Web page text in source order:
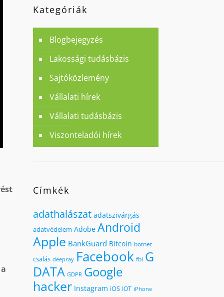
a
Kategóriák
Blogbejegyzés
Lakossági tudásbázis
Sajtóközlemény
Vállalati hírek
Vállalati tudásbázis
Viszonteladói hírek
Címkék
adathalászat adatszivárgás
adatvédelem Adobe Android
Apple BankGuard Bitcoin botnet
csalás deepray Facebook fbi G
DATA GDPR Google
hacker Instagram iOS IOT iPhone